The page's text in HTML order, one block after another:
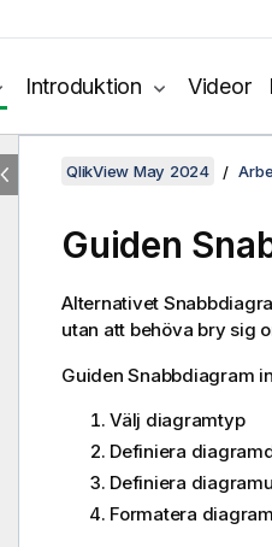
Introduktion Videor
QlikView May 2024
Guiden
Alternativet
utan att behöva bry sig
Guiden Snabbdiagram
Välj diagramtyp
Definiera
Definiera
Formatera diagram